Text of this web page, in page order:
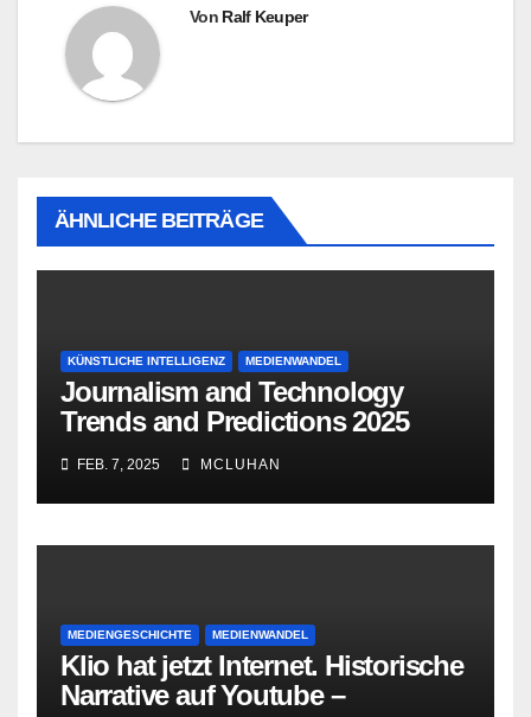
Von Ralf Keuper
ÄHNLICHE BEITRÄGE
KÜNSTLICHE INTELLIGENZ MEDIENWANDEL
Journalism and Technology
Trends and Predictions 2025
FEB. 7, 2025 MCLUHAN
MEDIENGESCHICHTE MEDIENWANDEL
Klio hat jetzt Internet. Historische
Narrative auf Youtube –